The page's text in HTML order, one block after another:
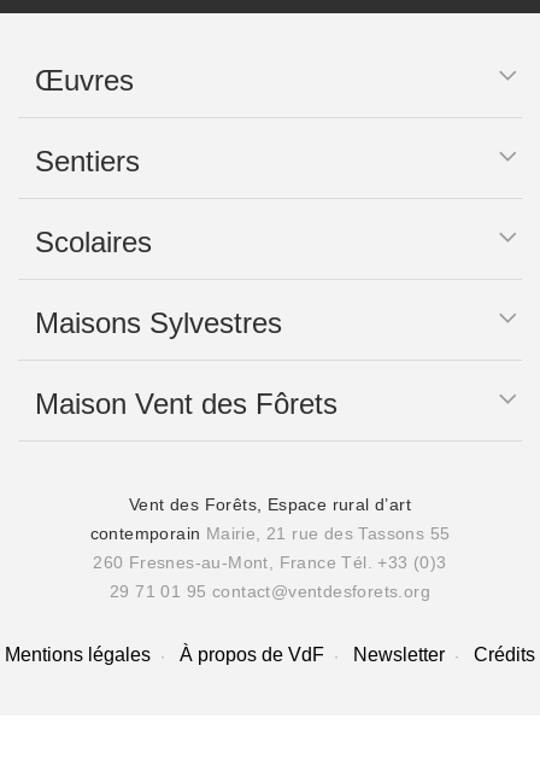
Œuvres
Sentiers
Scolaires
Maisons Sylvestres
Maison Vent des Fôrets
Vent des Forêts, Espace rural d’art
contemporain Mairie, 21 rue des Tassons 55
260 Fresnes-au-Mont, France Tél. +33 (0)3
29 71 01 95 contact@ventdesforets.org
Mentions légales À propos de VdF Newsletter Crédits